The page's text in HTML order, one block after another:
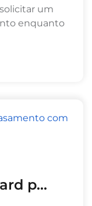
um
enquanto
p...